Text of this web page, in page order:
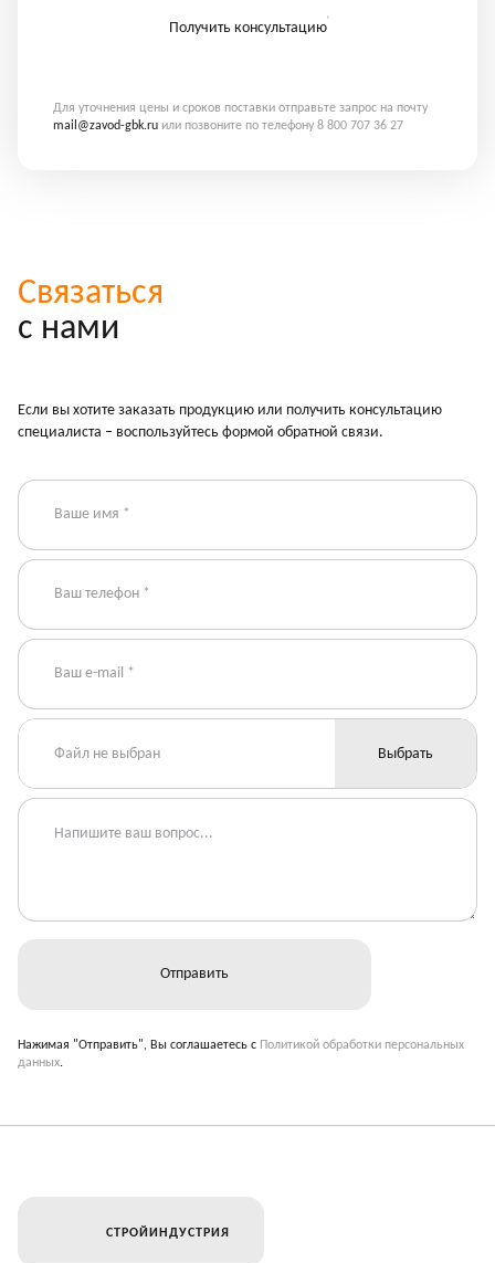
Получить консультацию
Для уточнения цены и сроков поставки отправьте запрос на почту
mail@zavod-gbk.ru или позвоните по телефону 8 800 707 36 27
Связаться
с нами
Если вы хотите заказать продукцию или получить консультацию
специалиста – воспользуйтесь формой обратной связи.
Файл не выбран Выбрать
Нажимая "Отправить", Вы соглашаетесь с Политикой обработки персональных
данных.
СТРОЙИНДУСТРИЯ